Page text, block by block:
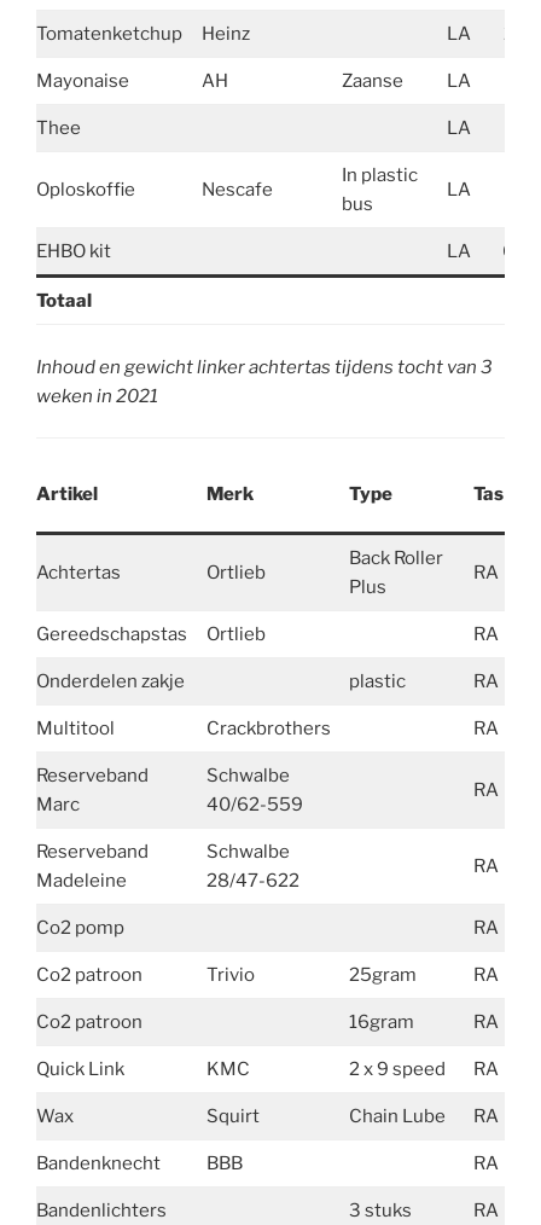
Tomatenketchup Heinz LA 270
Mayonaise AH Zaanse LA
Thee LA
Oploskoffie Nescafe
In plastic
bus
LA
EHBO kit LA 652
Totaal
Inhoud en gewicht linker achtertas tijdens tocht van 3
weken in 2021
Artikel Merk Type Tas
Achtertas Ortlieb
Back Roller
Plus
RA
Gereedschapstas Ortlieb RA
Onderdelen zakje plastic RA
Multitool Crackbrothers RA
Reserveband
Marc
Schwalbe
40/62-559
RA
Reserveband
Madeleine
Schwalbe
28/47-622
RA
Co2 pomp RA
Co2 patroon Trivio 25gram RA
Co2 patroon 16gram RA
Quick Link KMC 2 x 9 speed RA
Wax Squirt Chain Lube RA
Bandenknecht BBB RA
Bandenlichters 3 stuks RA